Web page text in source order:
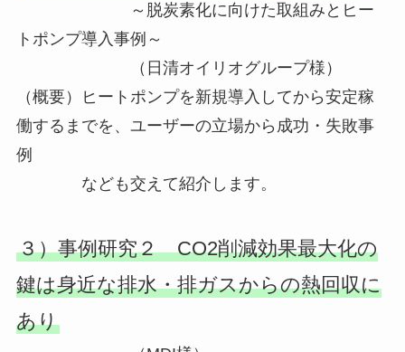
～脱炭素化に向けた取組みとヒー
トポンプ導入事例～
（日清オイリオグループ様）
（概要）ヒートポンプを新規導入してから安定稼
働するまでを、ユーザーの立場から成功・失敗事
例
なども交えて紹介します。
３）事例研究２ CO2削減効果最大化の
鍵は身近な排水・排ガスからの熱回収に
あり